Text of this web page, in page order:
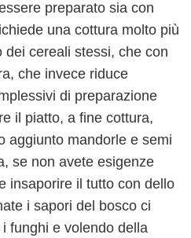
preparato sia con
una cottura molto più
dei cereali stessi, che con
che invece riduce
di preparazione
il piatto, a fine cottura,
aggiunto mandorle e semi
se non avete esigenze
insaporire il tutto con dello
i sapori del bosco ci
funghi e volendo della